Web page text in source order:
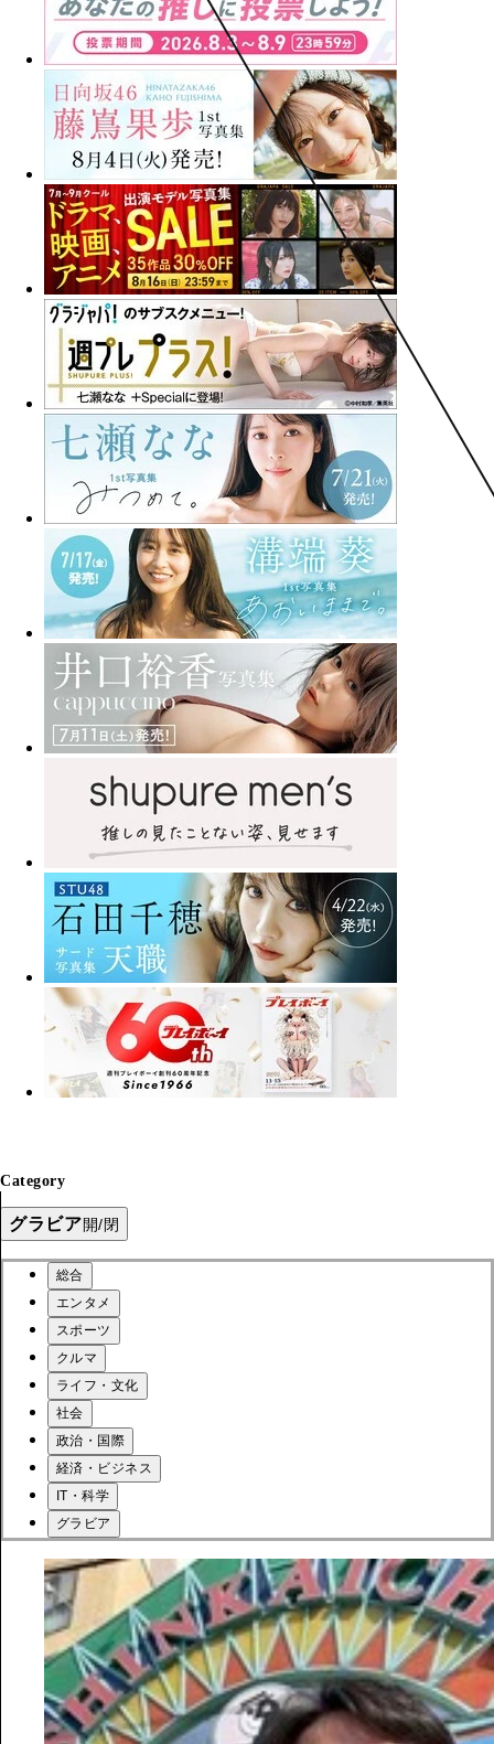
Category
グラビア開/閉
総合
エンタメ
スポーツ
クルマ
ライフ・文化
社会
政治・国際
経済・ビジネス
IT・科学
グラビア